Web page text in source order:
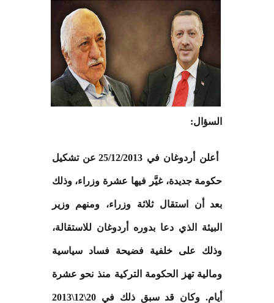
السؤال:
أعلن أردوغان في 25/12/2013 عن تشكيل
حكومة جديدة، غيَّر فيها عشرة وزراء، وذلك
بعد أن استقال ثلاثة وزراء، ومنهم وزير
البيئة الذي دعا بدوره أردوغان للاستقالة،
وذلك على خلفية فضيحة فساد سياسية
ومالية تهز الحكومة التركية منذ نحو عشرة
أيام. وكان قد سبق ذلك في 20\12\2013